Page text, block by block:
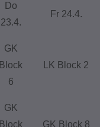
Do
23.4.
Fr 24.4.
GK
Block
6
LK Block 2
GK
Block
GK Block 8